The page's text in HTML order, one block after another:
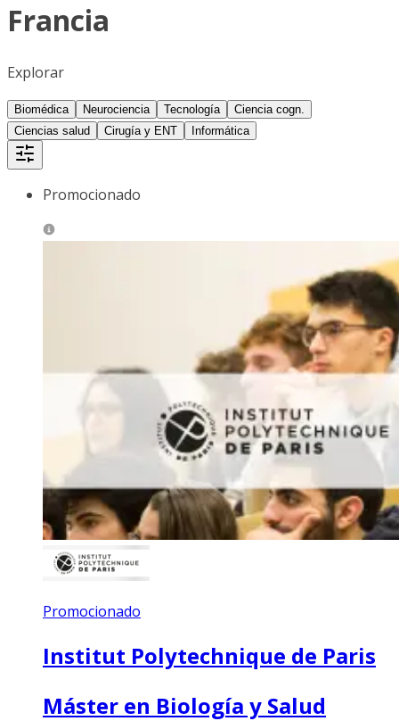
Francia
Explorar
Biomédica Neurociencia Tecnología
Ciencia cogn.
Ciencias salud
Cirugía y ENT Informática
Promocionado
Promocionado
Institut Polytechnique de Paris
Máster en Biología y Salud